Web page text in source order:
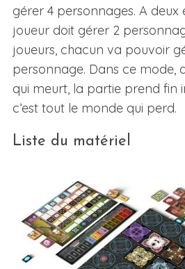
gérer 4 personnages. A deux
joueur doit gérer 2
joueurs, chacun va pouvoir
personnage. Dans ce mode,
qui meurt, la partie prend fin
c’est tout le monde qui perd.
Liste du matériel